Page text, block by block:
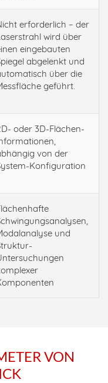
erforderlich – der
wird über
eingebauten
abgelenkt und
über die
geführt.
oder 3D-Flächen-
von der
Konfiguration
und
VON